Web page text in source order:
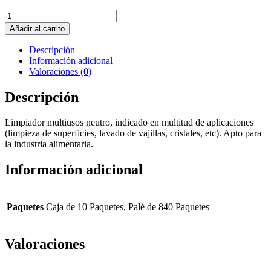
QUIMXEL
-
DETERGENTE
NEUTRO
MULTIUSOS
DISH
LITROS
cantidad
Añadir al carrito
Descripción
Información adicional
Valoraciones (0)
Descripción
Limpiador multiusos neutro, indicado en multitud de aplicaciones
(limpieza de superficies, lavado de vajillas, cristales, etc). Apto para
la industria alimentaria.
Información adicional
Paquetes Caja de 10 Paquetes, Palé de 840 Paquetes
Valoraciones